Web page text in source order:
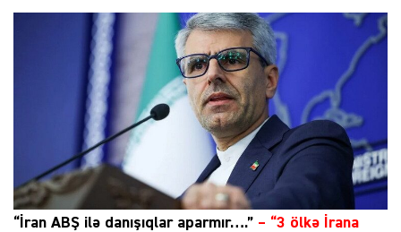
“İran ABŞ ilə danışıqlar aparmır….” – “3 ölkə İrana